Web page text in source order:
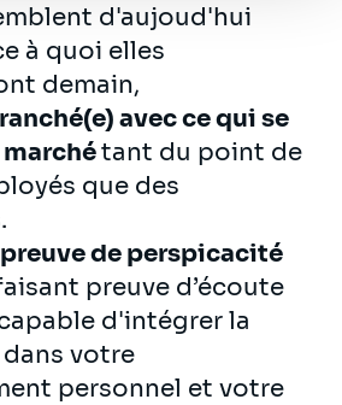
d'aujoud'hui
à quoi elles
demain,
avec ce qui se
marchétant du point de
que des
de perspicacité
preuve d’écoute
d'intégrer la
votre
personnel et votre